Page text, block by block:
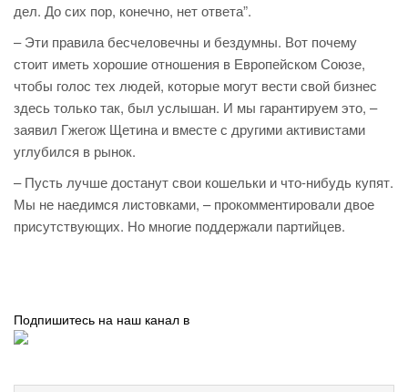
дел. До сих пор, конечно, нет ответа”.
– Эти правила бесчеловечны и бездумны. Вот почему
стоит иметь хорошие отношения в Европейском Союзе,
чтобы голос тех людей, которые могут вести свой бизнес
здесь только так, был услышан. И мы гарантируем это, –
заявил Гжегож Щетина и вместе с другими активистами
углубился в рынок.
– Пусть лучше достанут свои кошельки и что-нибудь купят.
Мы не наедимся листовками, – прокомментировали двое
присутствующих. Но многие поддержали партийцев.
Подпишитесь на наш канал в